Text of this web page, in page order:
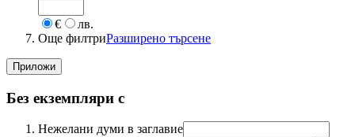
€
лв.
Още филтриРазширено търсене
Без екземпляри с
Нежелани думи в заглавие